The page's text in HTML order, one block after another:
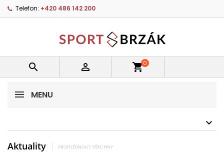
Telefon: +420 486 142 200
  shopping_cart0
MENU
Aktuality PROHLÉDNOUT VŠECHNY